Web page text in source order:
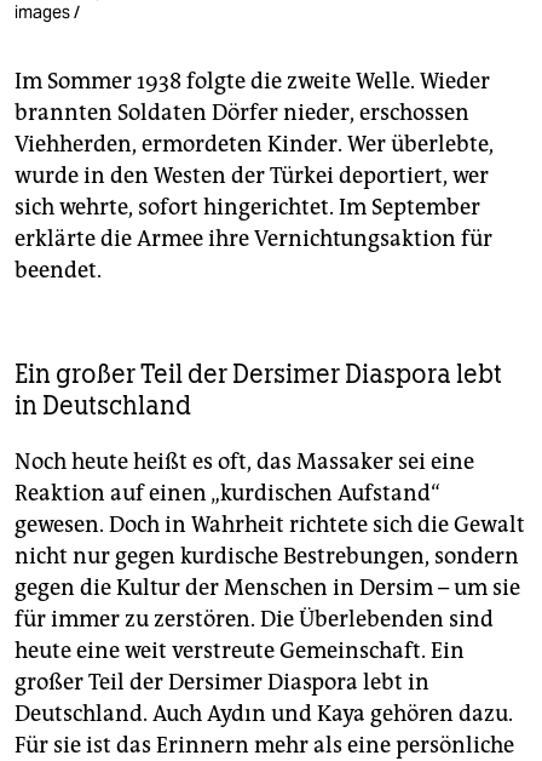
images /
Im Sommer 1938 folgte die zweite Welle. Wieder
brannten Soldaten Dörfer nieder, erschossen
Viehherden, ermordeten Kinder. Wer überlebte,
wurde in den Westen der Türkei deportiert, wer
sich wehrte, sofort hingerichtet. Im September
erklärte die Armee ihre Vernichtungsaktion für
beendet.
Ein großer Teil der Dersimer Diaspora lebt
in Deutschland
Noch heute heißt es oft, das Massaker sei eine
Reaktion auf einen „kurdischen Aufstand“
gewesen. Doch in Wahrheit richtete sich die Gewalt
nicht nur gegen kurdische Bestrebungen, sondern
gegen die Kultur der Menschen in Dersim – um sie
für immer zu zerstören. Die Überlebenden sind
heute eine weit verstreute Gemeinschaft. Ein
großer Teil der Dersimer Diaspora lebt in
Deutschland. Auch Aydın und Kaya gehören dazu.
Für sie ist das Erinnern mehr als eine persönliche